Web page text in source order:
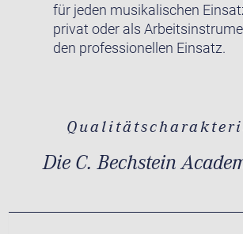
für jeden musikalischen
privat oder als
den professionellen Einsatz.
Die C. Bechstein